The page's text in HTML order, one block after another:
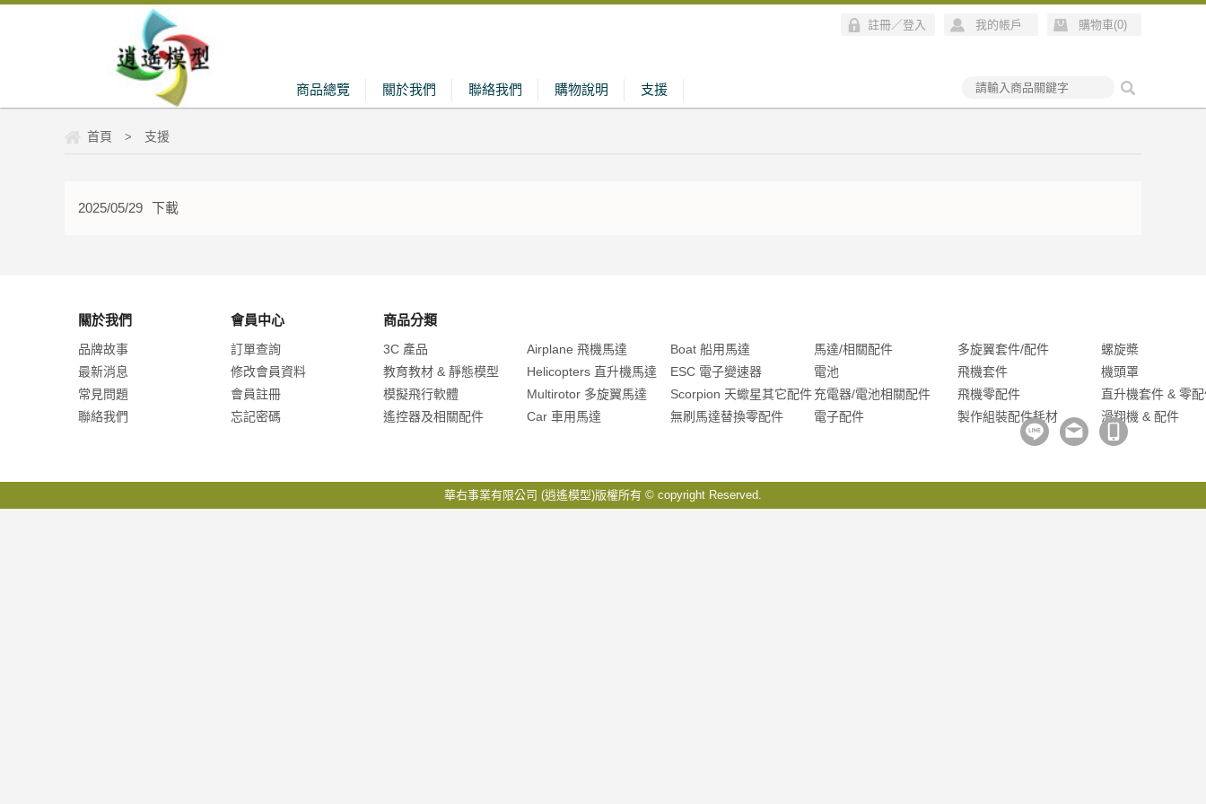
購物車(0)
我的帳戶
註冊／登入
商品總覽 關於我們 聯絡我們 購物說明 支援
首頁 > 支援
2025/05/29 下載
關於我們
品牌故事
最新消息
常見問題
聯絡我們
會員中心
訂單查詢
修改會員資料
會員註冊
忘記密碼
商品分類
3C 產品
教育教材 & 靜態模型
模擬飛行軟體
遙控器及相關配件
Airplane 飛機馬達
Helicopters 直升機馬達
Multirotor 多旋翼馬達
Car 車用馬達
Boat 船用馬達
ESC 電子變速器
Scorpion 天蠍星其它配件
無刷馬達替換零配件
馬達/相關配件
電池
充電器/電池相關配件
電子配件
多旋翼套件/配件
飛機套件
飛機零配件
製作組裝配件耗材
螺旋槳
機頭罩
直升機套件 & 零
滑翔機 & 配件
華右事業有限公司 (逍遙模型)版權所有 © copyright Reserved.